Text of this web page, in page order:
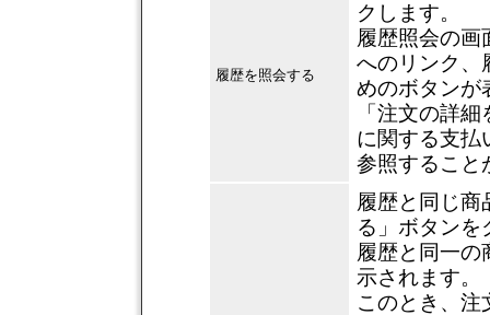
履歴を照会する
クします。
履歴照会の画
へのリンク、
めのボタンが
「注文の詳
に関する支払
参照すること
履歴と同じ商
る」ボタンを
履歴と同一の
示されます。
このとき、注